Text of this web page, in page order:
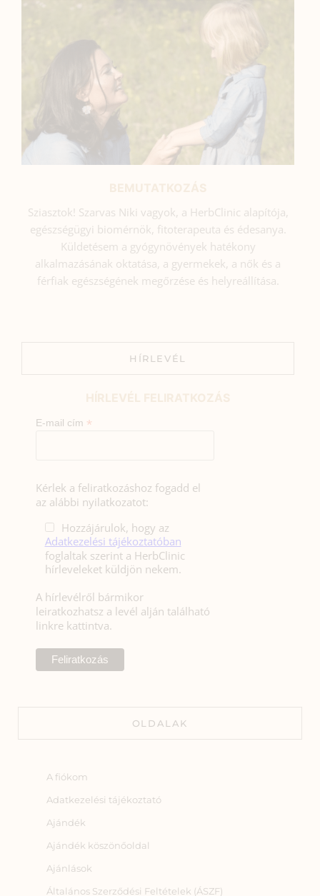
Sziasztok! Szarvas Niki vagyok, a HerbClinic alapítója,
egészségügyi biomérnök, fitoterapeuta és édesanya.
Küldetésem a gyógynövények hatékony
alkalmazásának oktatása, a gyermekek, a nők és a
férfiak egészségének megőrzése és helyreállítása.
HÍRLEVÉL
E-mail cím *
Kérlek a feliratkozáshoz fogadd el
az alábbi nyilatkozatot:
Hozzájárulok, hogy az
Adatkezelési tájékoztatóban
foglaltak szerint a HerbClinic
hírleveleket küldjön nekem.
A hírlevélről bármikor
leiratkozhatsz a levél alján található
linkre kattintva.
OLDALAK
A fiókom
Adatkezelési tájékoztató
Ajándék
Ajándék köszönőoldal
Ajánlások
Általános Szerződési Feltételek (ÁSZF)